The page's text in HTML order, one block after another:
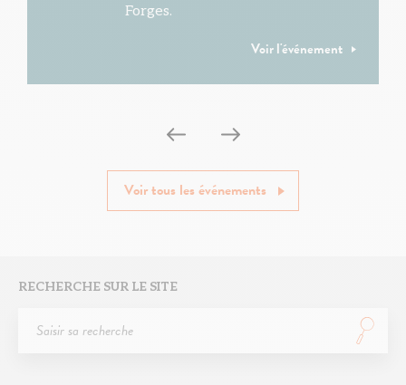
Forges.
Voir l'événement
Voir tous les événements
RECHERCHE SUR LE SITE